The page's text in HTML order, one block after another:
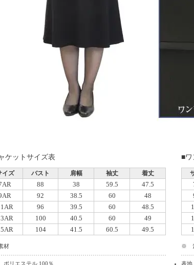
ケットサイズ表
イズ バスト 肩幅 袖丈 着丈
88 38 59.5
47.5
92 38.5 60
48
96 39.5 60
48.5
100 40.5 60
49
104 41.5 60.5 49.5
材
リエステル 100％
■ワ
※
表